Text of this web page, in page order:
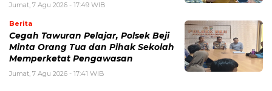
Jumat, 7 Agu 2026 - 17:49 WIB
Berita
Cegah Tawuran Pelajar, Polsek Beji
Minta Orang Tua dan Pihak Sekolah
Memperketat Pengawasan
Jumat, 7 Agu 2026 - 17:41 WIB